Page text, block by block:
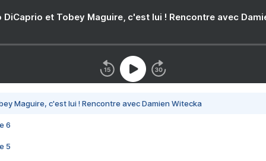
DiCaprio et Tobey Maguire, c'est lui ! Rencontre avec
Maguire, c'est lui ! Rencontre avec Damien Witecka
6
5